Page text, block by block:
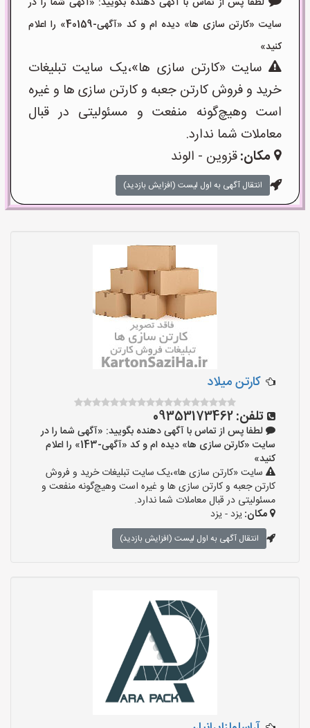
سایت «کارتن سازی ها» دیده ام و کد «آگهی-40159» را اعلام
کنید»
سایت «کارتن سازی ها»،یک سایت تبلیغات
خرید و فروش کارتن جعبه و کارتن سازی ها و غیره
است وهیچ‌گونه منفعت و مسئولیتی در قبال
معاملات شما ندارد.
مکان:قزوین - الوند
انتقال آگهی به اول لیست (افزایش بازدید)
کارتن میلاد
تلفن:09353173462
لطفا پس از تماس با آگهی دهنده بگویید: «آگهی شما را در
سایت «کارتن سازی ها» دیده ام و کد «آگهی-143» را اعلام
کنید»
سایت «کارتن سازی ها»،یک سایت تبلیغات خرید و فروش
کارتن جعبه و کارتن سازی ها و غیره است وهیچ‌گونه منفعت و
مسئولیتی در قبال معاملات شما ندارد.
مکان:یزد - یزد
انتقال آگهی به اول لیست (افزایش بازدید)